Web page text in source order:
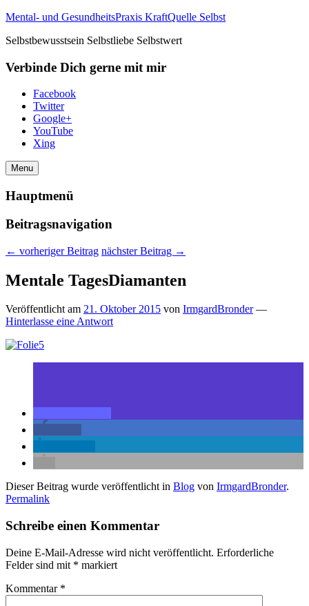
Mental- und GesundheitsPraxis KraftQuelle Selbst
Selbstbewusstsein Selbstliebe Selbstwert
Verbinde Dich gerne mit mir
Facebook
Twitter
Google+
YouTube
Xing
Menu
Hauptmenü
Beitragsnavigation
← vorheriger Beitrag nächster Beitrag →
Mentale TagesDiamanten
Veröffentlicht am 21. Oktober 2015 von IrmgardBronder —
Hinterlasse eine Antwort
Dieser Beitrag wurde veröffentlicht in Blog von IrmgardBronder.
Permalink
Schreibe einen Kommentar
Deine E-Mail-Adresse wird nicht veröffentlicht. Erforderliche
Felder sind mit * markiert
Kommentar *